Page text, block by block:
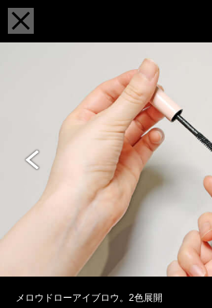
メロウドローアイブロウ。2色展開